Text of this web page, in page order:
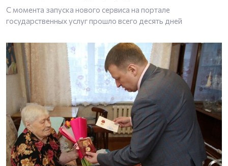
С момента запуска нового сервиса на портале
государственных услуг прошло всего десять дней